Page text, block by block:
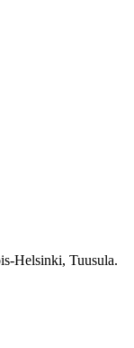
Helsinki, Tuusula.